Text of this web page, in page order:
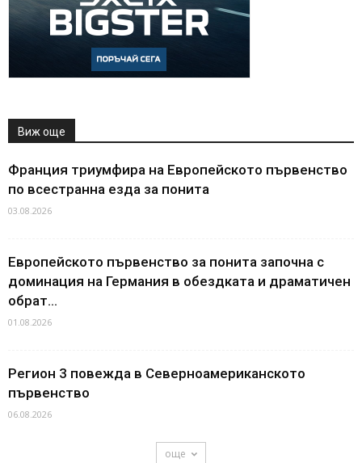
Виж още
Франция триумфира на Европейското първенство
по всестранна езда за понита
03.08.2026
Европейското първенство за понита започна с
доминация на Германия в обездката и драматичен
обрат...
01.08.2026
Регион 3 повежда в Северноамериканското
първенство
06.08.2026
още